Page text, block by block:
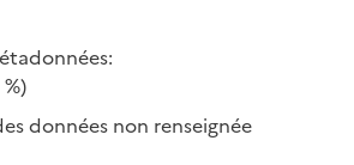
données non renseignée